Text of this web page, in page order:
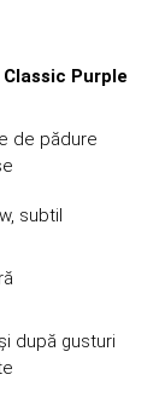
Classic Purple
de pădure
subtil
după gusturi